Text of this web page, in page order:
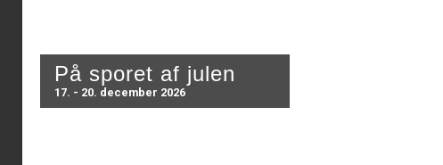
På sporet af julen
17. - 20. december 2026